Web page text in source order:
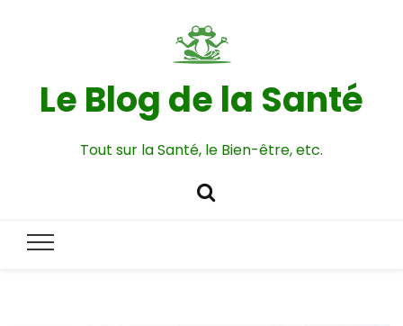
Le Blog de la Santé
Tout sur la Santé, le Bien-être, etc.